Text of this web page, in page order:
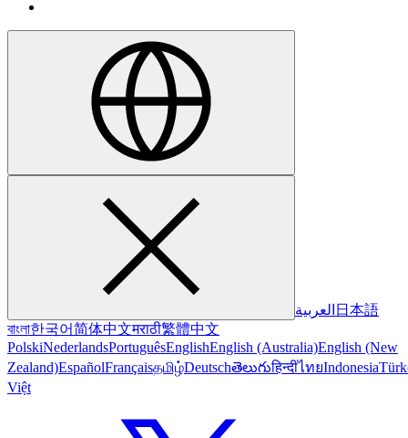
العربية 日本語
বাংলা한국어简体中文मराठी繁體中文
PolskiNederlandsPortuguêsEnglishEnglish (Australia)English (New
Zealand)EspañolFrançaisதமிழ்Deutschతెలుగుहिन्दीไทยIndonesia
Việt